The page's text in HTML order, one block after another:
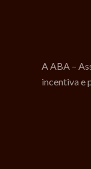
A ABA –
incentiva e